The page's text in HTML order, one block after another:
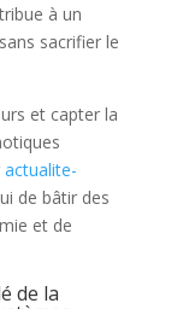
à un
sacrifier le
et capter la
actualite-
de bâtir des
et de
de la